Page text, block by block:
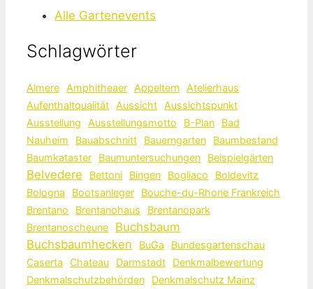
Alle Gartenevents
Schlagwörter
Almere Amphitheaer Appeltern Atelierhaus
Aufenthaltqualität Aussicht Aussichtspunkt
Ausstellung
Ausstellungsmotto B-Plan
Bad
Nauheim
Bauabschnitt Bauerngarten
Baumbestand
Baumkataster
Baumuntersuchungen Beispielgärten
Belvedere Bettoni Bingen Bogliaco
Boldevitz
Bologna
Bootsanleger
Bouche-du-Rhone Frankreich
Brentano
Brentanohaus
Brentanopark
Brentanoscheune
Buchsbaum
Buchsbaumhecken
BuGa
Bundesgartenschau
Caserta
Chateau Darmstadt
Denkmalbewertung
Denkmalschutzbehörden
Denkmalschutz Mainz